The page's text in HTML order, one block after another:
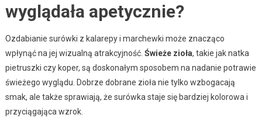
wyglądała apetycznie?
Ozdabianie surówki z kalarepy i marchewki może znacząco
wpłynąć na jej wizualną atrakcyjność. Świeże zioła, takie jak natka
pietruszki czy koper, są doskonałym sposobem na nadanie potrawie
świeżego wyglądu. Dobrze dobrane zioła nie tylko wzbogacają
smak, ale także sprawiają, że surówka staje się bardziej kolorowa i
przyciągająca wzrok.